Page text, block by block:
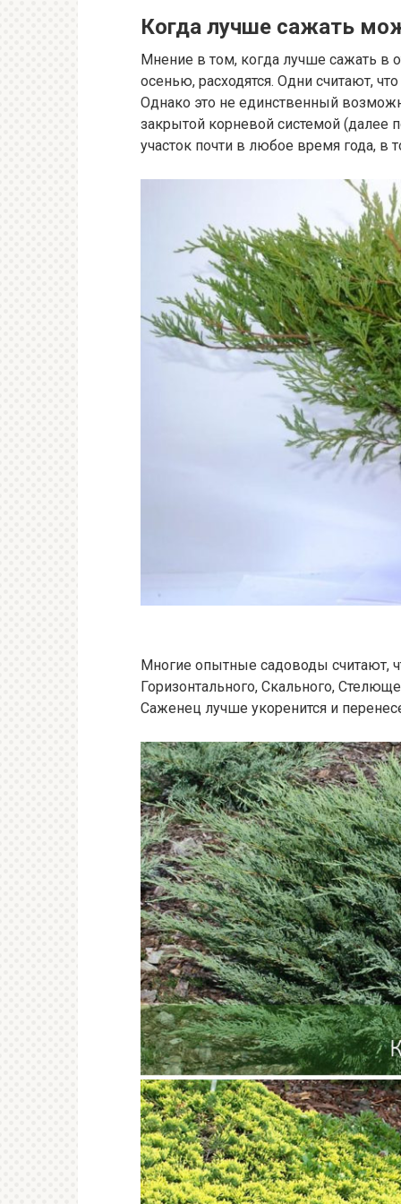
Когда лучше сажать
Мнение в том, когда лучше сажать в
осенью, расходятся. Одни считают,
Однако это не единственный
закрытой корневой системой (далее
участок почти в любое время года, в
Многие опытные садоводы считают,
Горизонтального, Скального,
Саженец лучше укоренится и